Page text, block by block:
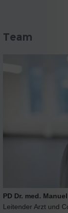
Team
PD Dr. med.
Leitender Arzt und